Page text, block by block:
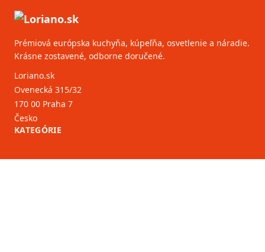
Prémiová európska kuchyňa, kúpeľňa, osvetlenie a náradie.
Krásne zostavené, odborne doručené.
Loriano.sk
Ovenecká 315/32
170 00 Praha 7
Česko
KATEGÓRIE